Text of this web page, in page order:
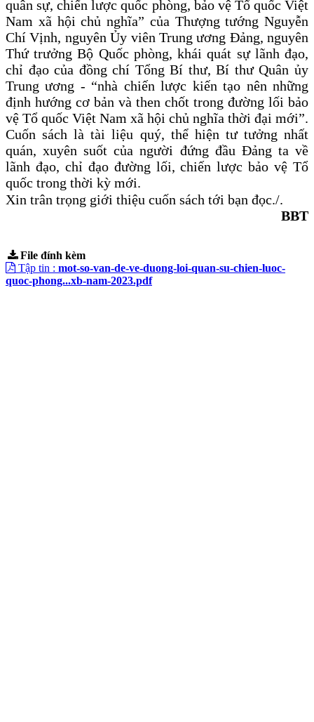
quân sự, chiến lược quốc phòng, bảo vệ Tổ quốc Việt
Nam xã hội chủ nghĩa” của Thượng tướng Nguyễn
Chí Vịnh, nguyên Ủy viên Trung ương Đảng, nguyên
Thứ trưởng Bộ Quốc phòng, khái quát sự lãnh đạo,
chỉ đạo của đồng chí Tổng Bí thư, Bí thư Quân ủy
Trung ương - “nhà chiến lược kiến tạo nên những
định hướng cơ bản và then chốt trong đường lối bảo
vệ Tổ quốc Việt Nam xã hội chủ nghĩa thời đại mới”.
Cuốn sách là tài liệu quý, thể hiện tư tưởng nhất
quán, xuyên suốt của người đứng đầu Đảng ta về
lãnh đạo, chỉ đạo đường lối, chiến lược bảo vệ Tổ
quốc trong thời kỳ mới.
Xin trân trọng giới thiệu cuốn sách tới bạn đọc./.
BBT
File đính kèm
Tập tin : mot-so-van-de-ve-duong-loi-quan-su-chien-luoc-
quoc-phong...xb-nam-2023.pdf